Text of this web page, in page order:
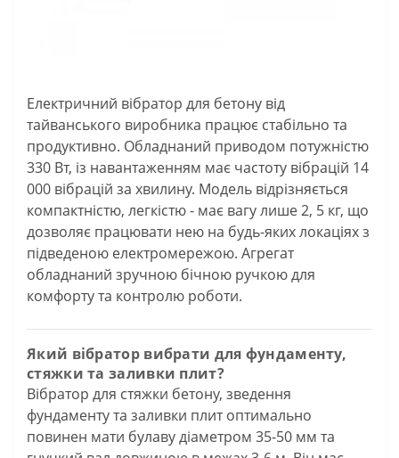
Електричний вібратор для бетону від
тайванського виробника працює стабільно та
продуктивно. Обладнаний приводом потужністю
330 Вт, із навантаженням має частоту вібрацій 14
000 вібрацій за хвилину. Модель відрізняється
компактністю, легкістю - має вагу лише 2, 5 кг, що
дозволяє працювати нею на будь-яких локаціях з
підведеною електромережою. Агрегат
обладнаний зручною бічною ручкою для
комфорту та контролю роботи.
Який вібратор вибрати для фундаменту,
стяжки та заливки плит?
Вібратор для стяжки бетону, зведення
фундаменту та заливки плит оптимально
повинен мати булаву діаметром 35-50 мм та